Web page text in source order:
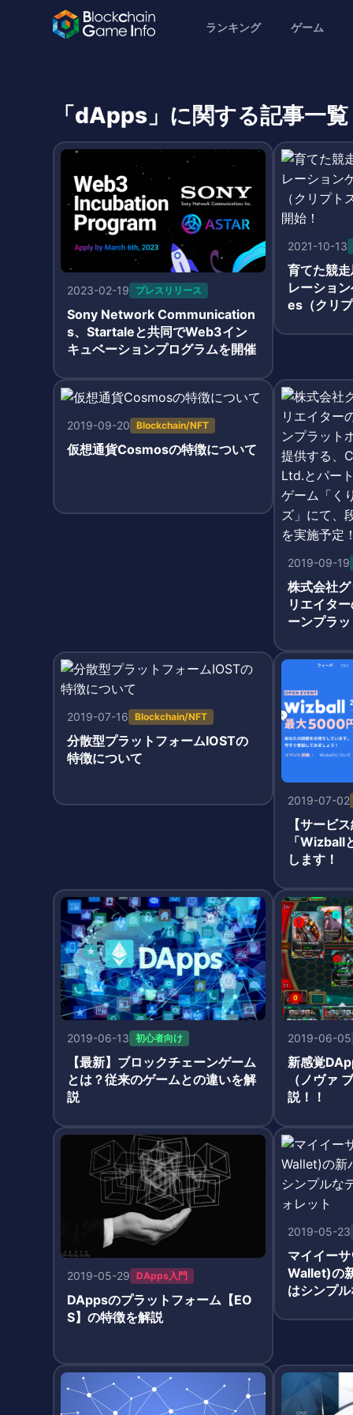
ランキング ゲーム
「dApps」に関する記事一覧
2023-02-19 プレスリリース
Sony Network Communication
s、Startaleと共同でWeb3イン
キュベーションプログラムを開催
2021-10-13
育てた競
レーショ
es（クリ
2019-09-20 Blockchain/NFT
仮想通貨Cosmosの特徴について
2019-09-19
株式会社
リエイタ
ーンプラ
ndation
シングフ
コラボイ
2019-07-16 Blockchain/NFT
分散型プラットフォームIOSTの
特徴について
2019-07-02
【サービ
「Wizball
します！
2019-06-13 初心者向け
【最新】ブロックチェーンゲーム
とは？従来のゲームとの違いを解
説
2019-06-05
新感覚
（ノヴァ
説！！
2019-05-29 DApps入門
DAppsのプラットフォーム【EO
S】の特徴を解説
2019-05-23
マイイー
Wallet)の
はシンプ